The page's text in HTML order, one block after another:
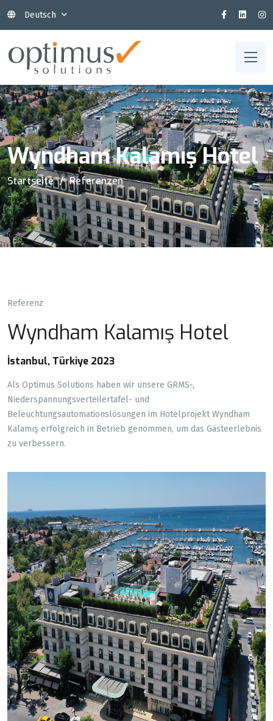
Deutsch
Wyndham Kalamış Hotel
Startseite Referenzen
Referenz
Wyndham Kalamış Hotel
İstanbul, Türkiye 2023
Als Optimus Solutions haben wir unsere GRMS-,
Niederspannungsverteilertafel- und
Beleuchtungsautomationslösungen im Hotelprojekt Wyndham
Kalamış erfolgreich in Betrieb genommen, um das Gästeerlebnis
zu verbessern.